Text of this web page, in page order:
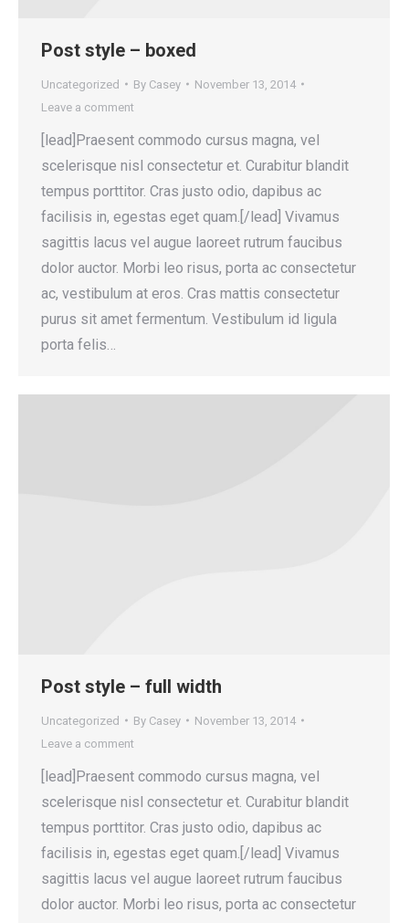
Post style – boxed
Uncategorized By Casey
November 13, 2014
Leave a comment
[lead]Praesent commodo cursus magna, vel
scelerisque nisl consectetur et. Curabitur blandit
tempus porttitor. Cras justo odio, dapibus ac
facilisis in, egestas eget quam.[/lead] Vivamus
sagittis lacus vel augue laoreet rutrum faucibus
dolor auctor. Morbi leo risus, porta ac consectetur
ac, vestibulum at eros. Cras mattis consectetur
purus sit amet fermentum. Vestibulum id ligula
porta felis…
Post style – full width
Uncategorized By Casey
November 13, 2014
Leave a comment
[lead]Praesent commodo cursus magna, vel
scelerisque nisl consectetur et. Curabitur blandit
tempus porttitor. Cras justo odio, dapibus ac
facilisis in, egestas eget quam.[/lead] Vivamus
sagittis lacus vel augue laoreet rutrum faucibus
dolor auctor. Morbi leo risus, porta ac consectetur